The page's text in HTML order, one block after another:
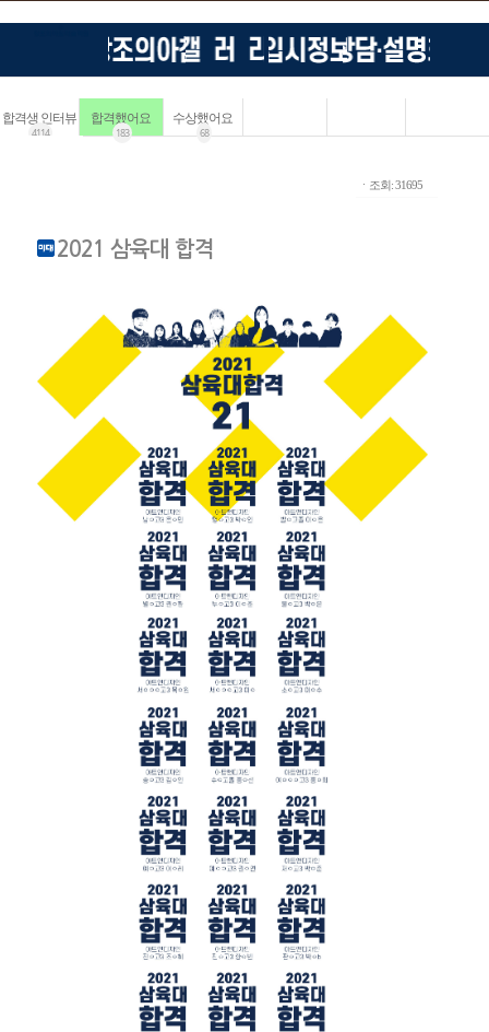
합격생 인터뷰
4114
합격했어요
183
수상했어요
68
ㆍ조회: 31695
2021 삼육대 합격